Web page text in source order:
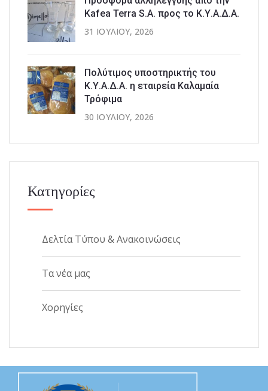
Kafea Terra S.A. προς το Κ.Υ.Α.Δ.Α.
31 ΙΟΥΛΊΟΥ, 2026
Πολύτιμος υποστηρικτής του
Κ.Υ.Α.Δ.Α. η εταιρεία Καλαμαία
Τρόφιμα
30 ΙΟΥΛΊΟΥ, 2026
Κατηγορίες
Δελτία Τύπου & Ανακοινώσεις
Τα νέα μας
Χορηγίες